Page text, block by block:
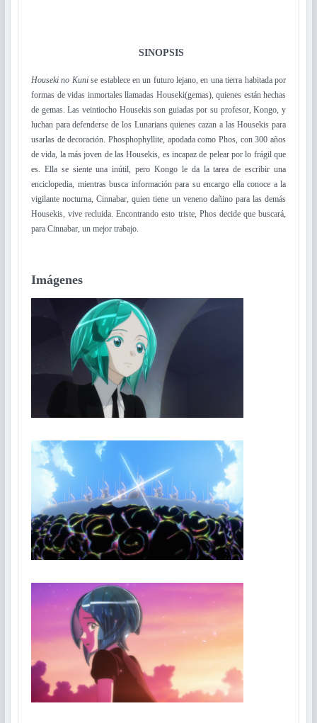
SINOPSIS
Houseki no Kunise establece en un futuro lejano, en una tierra habitada por
formas de vidas inmortales llamadas Houseki(gemas), quienes están hechas
de gemas. Las veintiocho Housekis son guiadas por su profesor, Kongo, y
luchan para defenderse de los Lunarians quienes cazan a las Housekis para
usarlas de decoración. Phosphophyllite, apodada como Phos, con 300 años
de vida, la más joven de las Housekis, es incapaz de pelear por lo frágil que
es. Ella se siente una inútil, pero Kongo le da la tarea de escribir una
enciclopedia, mientras busca información para su encargo ella conoce a la
vigilante nocturna, Cinnabar, quien tiene un veneno dañino para las demás
Housekis, vive recluida. Encontrando esto triste, Phos decide que buscará,
para Cinnabar, un mejor trabajo.
Imágenes